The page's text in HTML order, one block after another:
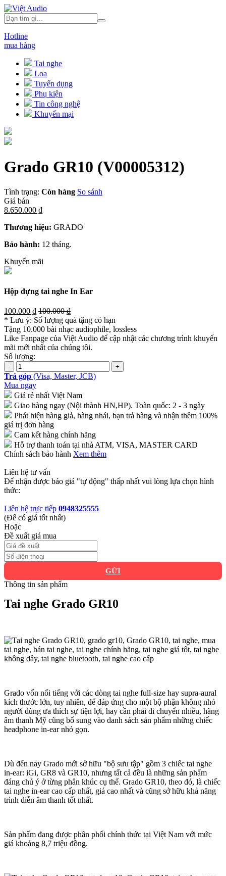
Hotline
mua hàng
Tai nghe
Loa
Tuyển dụng
Phụ kiện
Tin công nghệ
Khuyến mại
Grado GR10 (V00005312)
Tình trạng: Còn hàng So sánh
Giá bán
8.650.000 ₫
Thương hiệu: GRADO
Bảo hành: 12 tháng.
Khuyến mãi
Hộp đựng tai nghe In Ear
100.000 ₫ 100.000 ₫
* Lưu ý: Số lượng quà tặng có hạn
Tặng 10.000 bài nhạc audiophile, lossless
Like Fanpage của Việt Audio để cập nhật các chương trình khuyến
mãi mới nhất của chúng tôi.
Số lượng:
Trả góp (Visa, Master, JCB)
Mua ngay
Giá rẻ nhất Việt Nam
Giao hàng ngay (Nội thành HN,HP). Toàn quốc: 2 - 3 ngày
Phát hiện hàng giả, hàng nhái, bạn trả hàng và nhận thêm 100%
giá trị đơn hàng
Cam kết hàng chính hãng
Hỗ trợ thanh toán tại nhà ATM, VISA, MASTER CARD
Chính sách bảo hành Xem thêm
Liên hệ tư vấn
Để nhận được báo giá "tự động" thấp nhất vui lòng lựa chọn hình
thức:
Liên hệ trực tiếp 0948325555
(Để có giá tốt nhất)
Hoặc
Đề xuất giá mua
GỬI
Thông tin sản phẩm
Tai nghe Grado GR10
Grado vốn nổi tiếng với các dòng tai nghe full-size hay supra-aural
kích thước lớn, tuy nhiên, để đáp ứng cho một bộ phận không nhỏ
người dùng ưa thích sự tiện lợi, hay cần phải di chuyển nhiều, hãng
âm thanh Mỹ cũng bổ sung vào danh sách sản phẩm những chiếc
headphone in-ear nhỏ gọn.
Dù đến nay Grado mới sở hữu "bộ sưu tập" gồm 3 chiếc tai nghe
in-ear: iGi, GR8 và GR10, nhưng tất cả đều là những sản phẩm
đáng chú ý ở từng phân khúc cụ thể. Grado GR10, theo đó, là chiếc
tai nghe in-ear cao cấp nhất, giá cao nhất và cũng sở hữu khả năng
trình diễn âm thanh tốt nhất.
Sản phẩm đang được phân phối chính thức tại Việt Nam với mức
giá khoảng 8,7 triệu đồng.